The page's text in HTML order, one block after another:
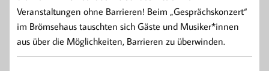
Veranstaltungen ohne Barrieren! Beim „Gesprächskonzert“
im Brömsehaus tauschten sich Gäste und Musiker*innen
aus über die Möglichkeiten, Barrieren zu überwinden.